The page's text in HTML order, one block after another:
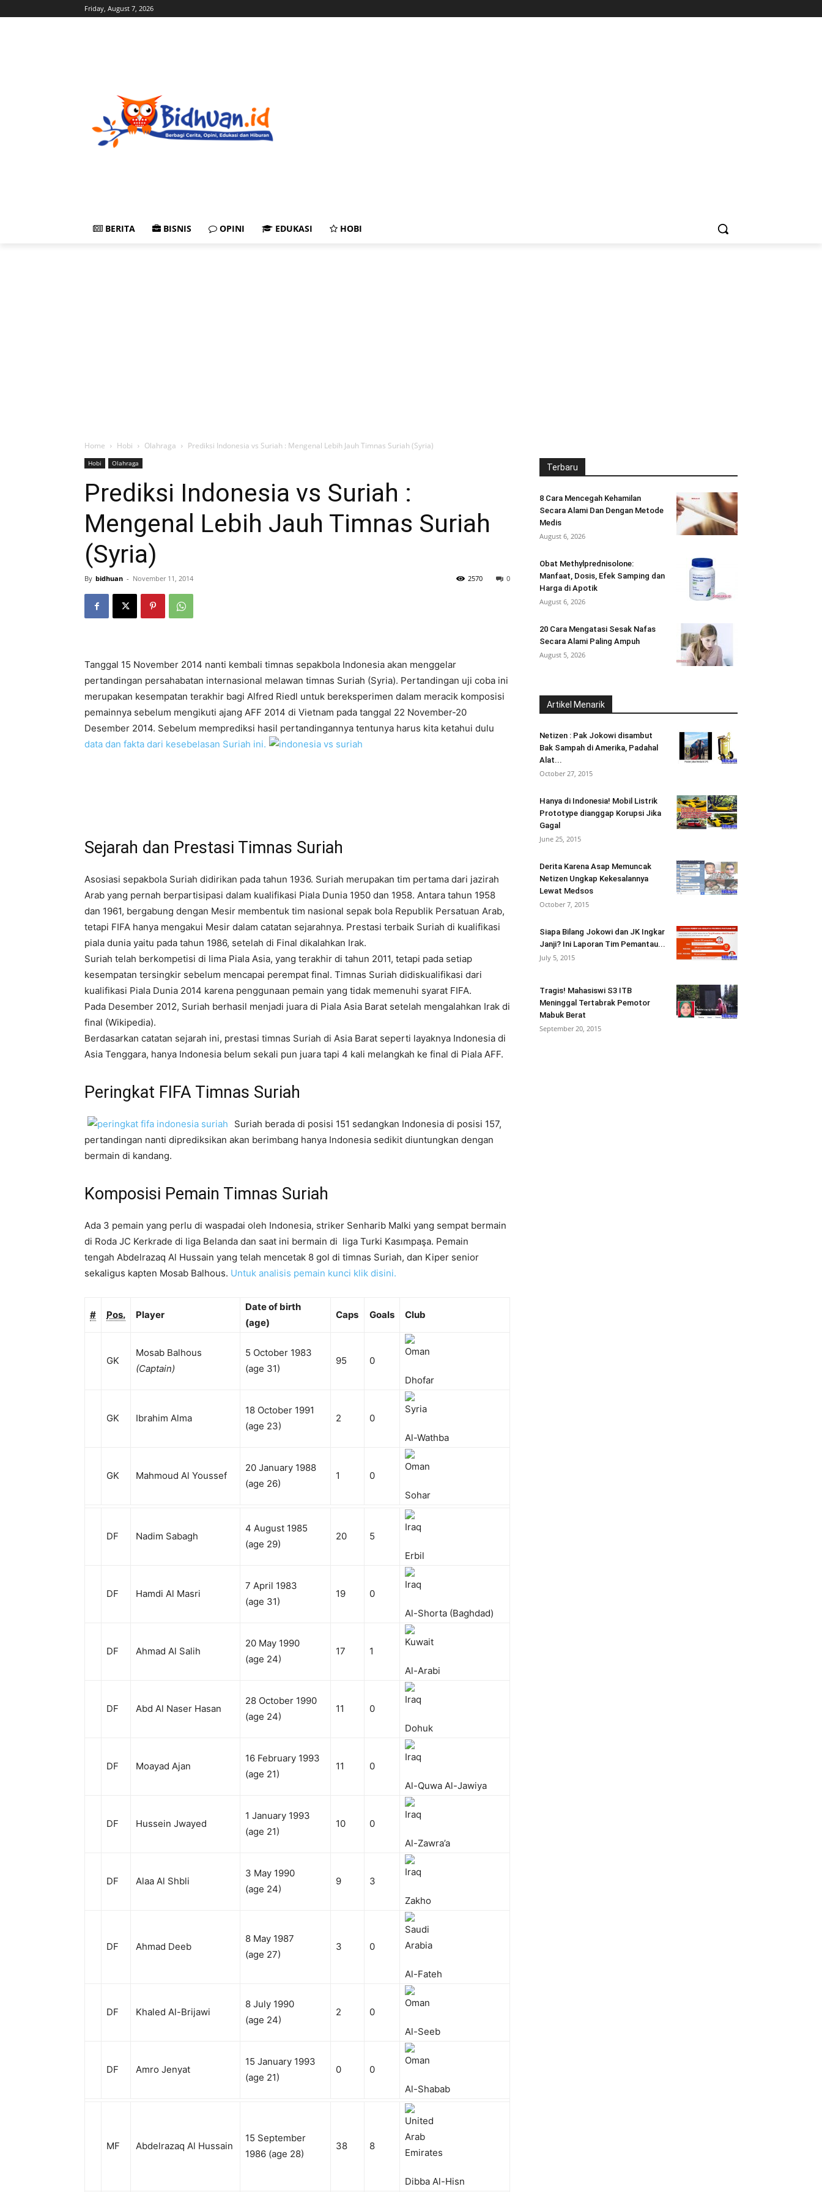
Friday, August 7, 2026
BERITA BISNIS OPINI EDUKASI HOBI
Home Hobi Olahraga Prediksi Indonesia vs Suriah : Mengenal Lebih Jauh Timnas Suriah (Syria)
Hobi Olahraga
Prediksi Indonesia vs Suriah :
Mengenal Lebih Jauh Timnas Suriah
(Syria)
By bidhuan - November 11, 2014 0
2570
Tanggal 15 November 2014 nanti kembali timnas sepakbola Indonesia akan menggelar
pertandingan persahabatan internasional melawan timnas Suriah (Syria). Pertandingan uji coba ini
merupakan kesempatan terakhir bagi Alfred Riedl untuk bereksperimen dalam meracik komposisi
pemainnya sebelum mengikuti ajang AFF 2014 di Vietnam pada tanggal 22 November-20
Desember 2014. Sebelum memprediksi hasil pertandingannya tentunya harus kita ketahui dulu
data dan fakta dari kesebelasan Suriah ini.
Sejarah dan Prestasi Timnas Suriah
Asosiasi sepakbola Suriah didirikan pada tahun 1936. Suriah merupakan tim pertama dari jazirah
Arab yang pernah berpartisipasi dalam kualifikasi Piala Dunia 1950 dan 1958. Antara tahun 1958
dan 1961, bergabung dengan Mesir membentuk tim nasional sepak bola Republik Persatuan Arab,
tetapi FIFA hanya mengakui Mesir dalam catatan sejarahnya. Prestasi terbaik Suriah di kualifikasi
piala dunia yaitu pada tahun 1986, setelah di Final dikalahkan Irak.
Suriah telah berkompetisi di lima Piala Asia, yang terakhir di tahun 2011, tetapi pada setiap
kesempatan tersingkir sebelum mencapai perempat final. Timnas Suriah didiskualifikasi dari
kualifikasi Piala Dunia 2014 karena penggunaan pemain yang tidak memenuhi syarat FIFA.
Pada Desember 2012, Suriah berhasil menjadi juara di Piala Asia Barat setelah mengalahkan Irak di
final (Wikipedia).
Berdasarkan catatan sejarah ini, prestasi timnas Suriah di Asia Barat seperti layaknya Indonesia di
Asia Tenggara, hanya Indonesia belum sekali pun juara tapi 4 kali melangkah ke final di Piala AFF.
Peringkat FIFA Timnas Suriah
Suriah berada di posisi 151 sedangkan Indonesia di posisi 157,
pertandingan nanti diprediksikan akan berimbang hanya Indonesia sedikit diuntungkan dengan
bermain di kandang.
Komposisi Pemain Timnas Suriah
Ada 3 pemain yang perlu di waspadai oleh Indonesia, striker Senharib Malki yang sempat bermain
di Roda JC Kerkrade di liga Belanda dan saat ini bermain di liga Turki Kasımpaşa. Pemain
tengah Abdelrazaq Al Hussain yang telah mencetak 8 gol di timnas Suriah, dan Kiper senior
sekaligus kapten Mosab Balhous. Untuk analisis pemain kunci klik disini.
# Pos. Player
Date of birth
(age)
Caps Goals Club
GK
Mosab Balhous
(Captain)
5 October 1983
(age 31)
95
0
Dhofar
GK Ibrahim Alma
18 October 1991
(age 23)
2
0
Al-Wathba
GK Mahmoud Al Youssef
20 January 1988
(age 26)
1
0
Sohar
DF Nadim Sabagh
4 August 1985
(age 29)
20
5
Erbil
DF Hamdi Al Masri
7 April 1983
(age 31)
19
0
Al-Shorta (Baghdad)
DF Ahmad Al Salih
20 May 1990
(age 24)
17
1
Al-Arabi
DF Abd Al Naser Hasan
28 October 1990
(age 24)
11
0
Dohuk
DF Moayad Ajan
16 February 1993
(age 21)
11
0
Al-Quwa Al-Jawiya
DF Hussein Jwayed
1 January 1993
(age 21)
10
0
Al-Zawra’a
DF Alaa Al Shbli
3 May 1990
(age 24)
9
3
Zakho
DF Ahmad Deeb
8 May 1987
(age 27)
3 0
Al-Fateh
DF Khaled Al-Brijawi
8 July 1990
(age 24)
2
0
Al-Seeb
DF Amro Jenyat
15 January 1993
(age 21)
0
0
Al-Shabab
MF Abdelrazaq Al Hussain
15 September
1986 (age 28)
38 8
Dibba Al-Hisn
Terbaru
8 Cara Mencegah Kehamilan
Secara Alami Dan Dengan Metode
Medis
August 6, 2026
Obat Methylprednisolone:
Manfaat, Dosis, Efek Samping dan
Harga di Apotik
August 6, 2026
20 Cara Mengatasi Sesak Nafas
Secara Alami Paling Ampuh
August 5, 2026
Artikel Menarik
Netizen : Pak Jokowi disambut
Bak Sampah di Amerika, Padahal
Alat...
October 27, 2015
Hanya di Indonesia! Mobil Listrik
Prototype dianggap Korupsi Jika
Gagal
June 25, 2015
Derita Karena Asap Memuncak
Netizen Ungkap Kekesalannya
Lewat Medsos
October 7, 2015
Siapa Bilang Jokowi dan JK Ingkar
Janji? Ini Laporan Tim Pemantau...
July 5, 2015
Tragis! Mahasiswi S3 ITB
Meninggal Tertabrak Pemotor
Mabuk Berat
September 20, 2015